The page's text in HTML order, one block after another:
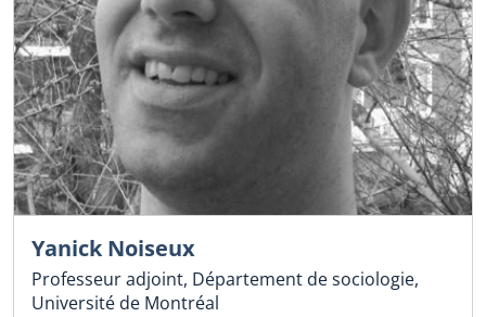
Yanick Noiseux
Professeur adjoint, Département de sociologie,
Université de Montréal